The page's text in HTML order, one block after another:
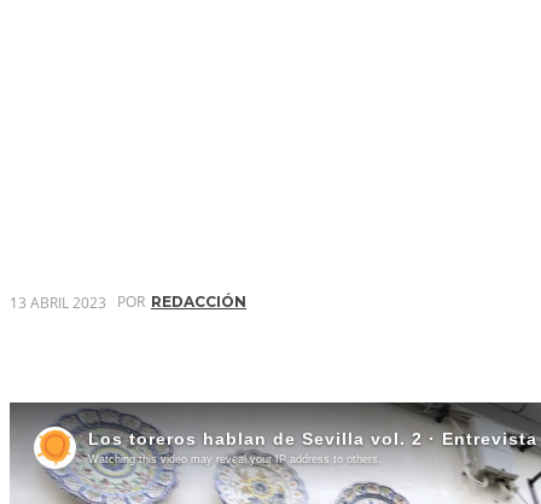
13 ABRIL 2023 POR REDACCIÓN